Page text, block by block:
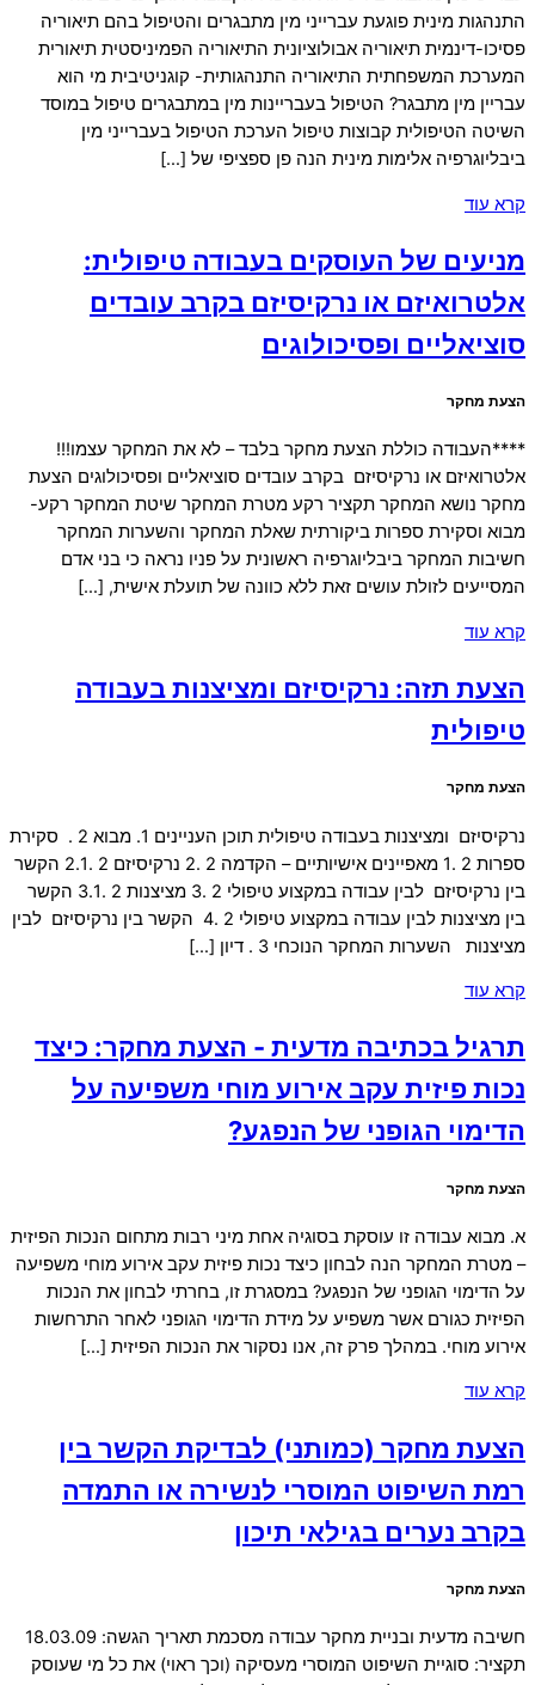
התנהגות מינית פוגעת עברייני מין מתבגרים והטיפול בהם תיאוריה
פסיכו-דינמית תיאוריה אבולוציונית התיאוריה הפמיניסטית תיאורית
המערכת המשפחתית התיאוריה התנהגותית- קוגניטיבית מי הוא
עבריין מין מתבגר? הטיפול בעבריינות מין במתבגרים טיפול במוסד
השיטה הטיפולית קבוצות טיפול הערכת הטיפול בעברייני מין
ביבליוגרפיה אלימות מינית הנה פן ספציפי של […]
קרא עוד
מניעים של העוסקים בעבודה טיפולית:
אלטרואיזם או נרקיסיזם בקרב עובדים
סוציאליים ופסיכולוגים
הצעת מחקר
****העבודה כוללת הצעת מחקר בלבד – לא את המחקר עצמו!!!
אלטרואיזם או נרקיסיזם בקרב עובדים סוציאליים ופסיכולוגים הצעת
מחקר נושא המחקר תקציר רקע מטרת המחקר שיטת המחקר רקע-
מבוא וסקירת ספרות ביקורתית שאלת המחקר והשערות המחקר
חשיבות המחקר ביבליוגרפיה ראשונית על פניו נראה כי בני אדם
המסייעים לזולת עושים זאת ללא כוונה של תועלת אישית, […]
קרא עוד
הצעת תזה: נרקיסיזם ומציצנות בעבודה
טיפולית
הצעת מחקר
נרקיסיזם ומציצנות בעבודה טיפולית תוכן העניינים 1. מבוא 2 . סקירת
ספרות 2 .1 מאפיינים אישיותיים – הקדמה 2 .2 נרקיסיזם 2 .2.1 הקשר
בין נרקיסיזם לבין עבודה במקצוע טיפולי 2 .3 מציצנות 2 .3.1 הקשר
בין מציצנות לבין עבודה במקצוע טיפולי 2 .4 הקשר בין נרקיסיזם לבין
מציצנות השערות המחקר הנוכחי 3 . דיון […]
קרא עוד
תרגיל בכתיבה מדעית - הצעת מחקר: כיצד
נכות פיזית עקב אירוע מוחי משפיעה על
הדימוי הגופני של הנפגע?
הצעת מחקר
א. מבוא עבודה זו עוסקת בסוגיה אחת מיני רבות מתחום הנכות הפיזית
– מטרת המחקר הנה לבחון כיצד נכות פיזית עקב אירוע מוחי משפיעה
על הדימוי הגופני של הנפגע? במסגרת זו, בחרתי לבחון את הנכות
הפיזית כגורם אשר משפיע על מידת הדימוי הגופני לאחר התרחשות
אירוע מוחי. במהלך פרק זה, אנו נסקור את הנכות הפיזית […]
קרא עוד
הצעת מחקר (כמותני) לבדיקת הקשר בין
רמת השיפוט המוסרי לנשירה או התמדה
בקרב נערים בגילאי תיכון
הצעת מחקר
חשיבה מדעית ובניית מחקר עבודה מסכמת תאריך הגשה: 18.03.09
תקציר: סוגיית השיפוט המוסרי מעסיקה (וכך ראוי) את כל מי שעוסק